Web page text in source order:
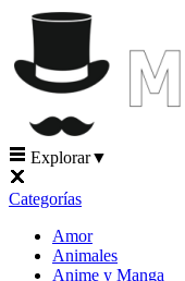
Explorar▼
Categorías
Amor
Animales
Anime y Manga